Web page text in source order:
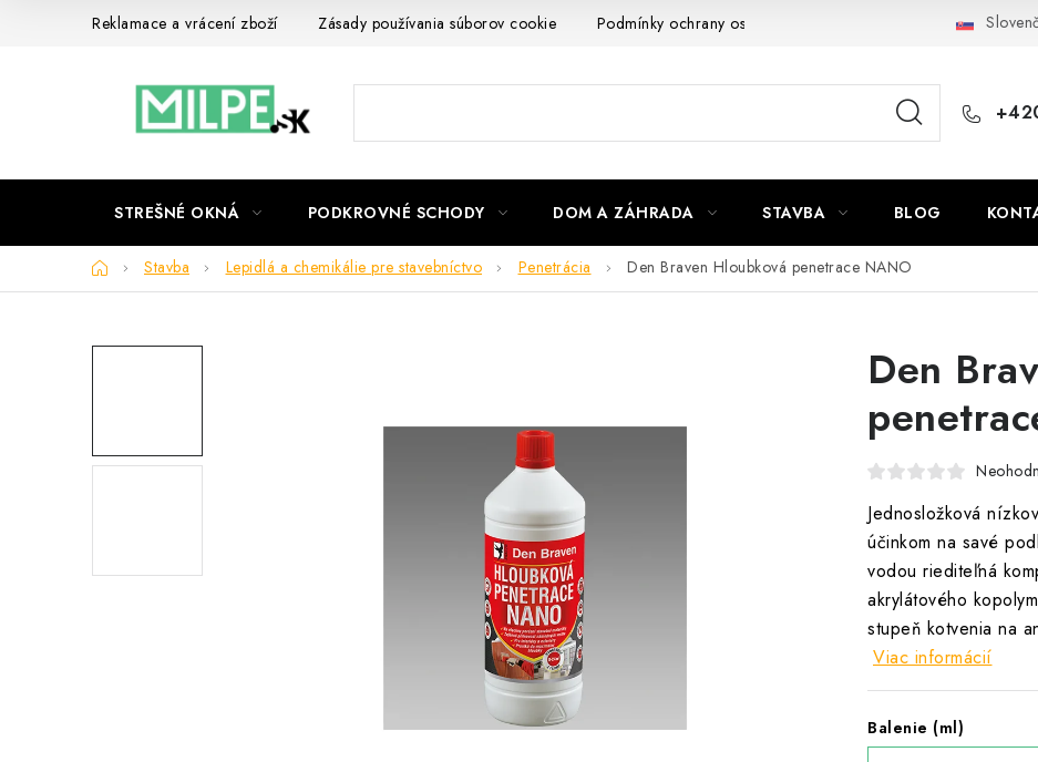
Reklamace a vrácení zboží Zásady používania súborov cookie Podmínky ochrany osobních údajů Obchodní podmínky
STREŠNÉ OKNÁ PODKROVNÉ SCHODY DOM A ZÁHRADA STAVBA BLOG
DomovStavba Lepidlá a chemikálie pre stavebníctvo Penetrácia Den Braven Hloubková penetrace NANO
Den
Jednosložková
účinkom na savé
vodou riediteľná
akrylátového
stupeň kotvenia na
Viac informácií
Balenie (ml)